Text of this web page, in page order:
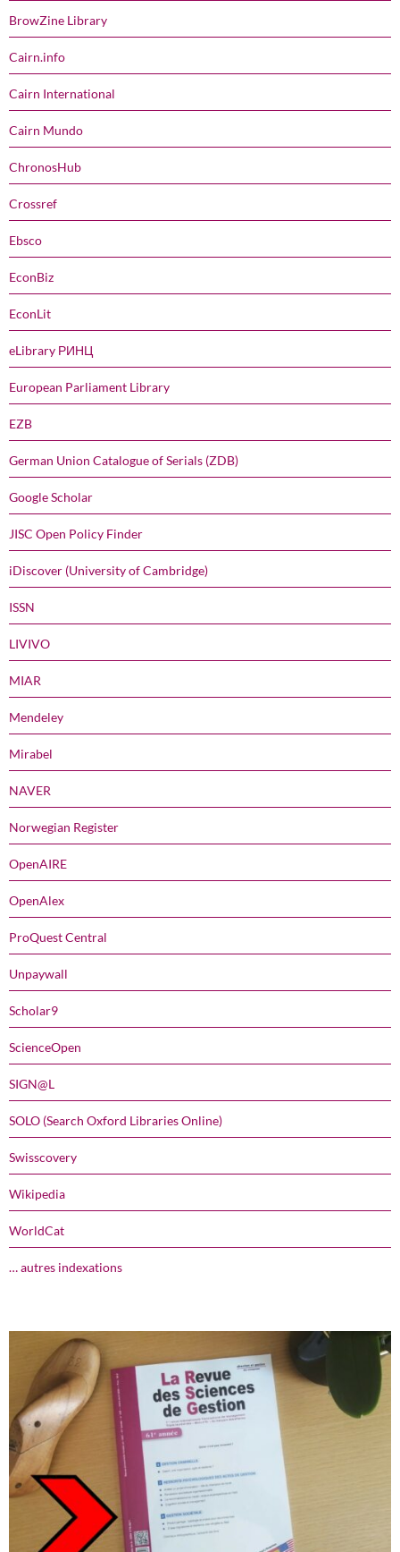
BrowZine Library
Cairn.info
Cairn International
Cairn Mundo
ChronosHub
Crossref
Ebsco
EconBiz
EconLit
eLibrary РИНЦ
European Parliament Library
EZB
German Union Catalogue of Serials (ZDB)
Google Scholar
JISC Open Policy Finder
iDiscover (University of Cambridge)
ISSN
LIVIVO
MIAR
Mendeley
Mirabel
NAVER
Norwegian Register
OpenAIRE
OpenAlex
ProQuest Central
Unpaywall
Scholar9
ScienceOpen
SIGN@L
SOLO (Search Oxford Libraries Online)
Swisscovery
Wikipedia
WorldCat
… autres indexations